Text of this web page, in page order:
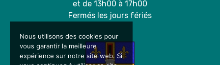
et de 13h00 à 17h00
Fermés les jours fériés
Nous utilisons des cookies pour
vous garantir la meilleure
expérience sur notre site web. Si